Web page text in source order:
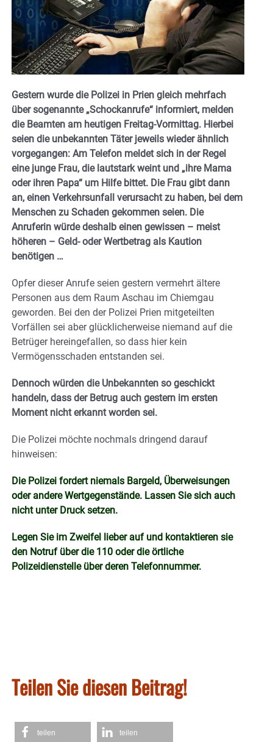
Gestern wurde die Polizei in Prien gleich mehrfach
über sogenannte „Schockanrufe“ informiert, melden
die Beamten am heutigen Freitag-Vormittag. Hierbei
seien die unbekannten Täter jeweils wieder ähnlich
vorgegangen: Am Telefon meldet sich in der Regel
eine junge Frau, die lautstark weint und „ihre Mama
oder ihren Papa“ um Hilfe bittet. Die Frau gibt dann
an, einen Verkehrsunfall verursacht zu haben, bei dem
Menschen zu Schaden gekommen seien. Die
Anruferin würde deshalb einen gewissen – meist
höheren – Geld- oder Wertbetrag als Kaution
benötigen …
Opfer dieser Anrufe seien gestern vermehrt ältere
Personen aus dem Raum Aschau im Chiemgau
geworden. Bei den der Polizei Prien mitgeteilten
Vorfällen sei aber glücklicherweise niemand auf die
Betrüger hereingefallen, so dass hier kein
Vermögensschaden entstanden sei.
Dennoch würden die Unbekannten so geschickt
handeln, dass der Betrug auch gestern im ersten
Moment nicht erkannt worden sei.
Die Polizei möchte nochmals dringend darauf
hinweisen:
Die Polizei fordert niemals Bargeld, Überweisungen
oder andere Wertgegenstände. Lassen Sie sich auch
nicht unter Druck setzen.
Legen Sie im Zweifel lieber auf und kontaktieren sie
den Notruf über die 110 oder die örtliche
Polizeidienstelle über deren Telefonnummer.
Teilen Sie diesen Beitrag!
teilen teilen